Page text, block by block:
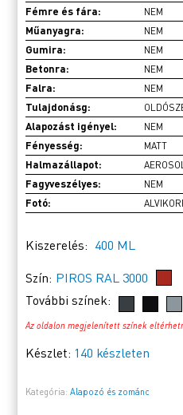
Fémre és fára: NEM
Műanyagra: NEM
Gumira: NEM
Betonra: NEM
Falra: NEM
Tulajdonásg:
Alapozást igényel: NEM
Fényesség: MATT
Halmazállapot:
Fagyveszélyes: NEM
Fotó:
Kiszerelés: 400 ML
Szín: PIROS RAL 3000
További színek:
Az oldalon megjelenített színek
Készlet: 140 készleten
Kategória:Alapozó és zománc